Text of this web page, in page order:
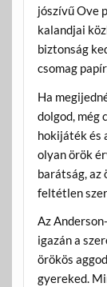
jószívű Ove
kalandjai
biztonság
csomag
Ha
dolgod, még
hokijáték és
olyan örök
barátság, az
feltétlen
Az
igazán a
örökös
gyereked.